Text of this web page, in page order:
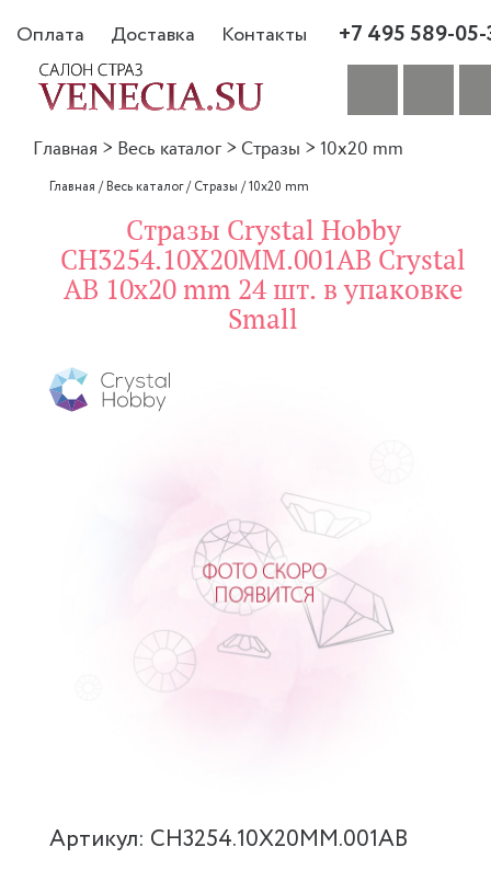
Оплата Доставка Контакты +7 495 589-
Главная > Весь каталог > Стразы > 10x20 mm
Главная /Весь каталог/Стразы /10x20 mm
Стразы Crystal Hobby
CH3254.10X20MM.001AB Crystal
AB 10x20 mm 24 шт. в упаковке
Small
Артикул: CH3254.10X20MM.001AB